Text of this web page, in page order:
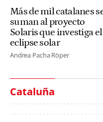
Más de mil catalanes
suman al proyecto
Solaris que investiga el
eclipse solar
Andrea Pacha Röper
Cataluña